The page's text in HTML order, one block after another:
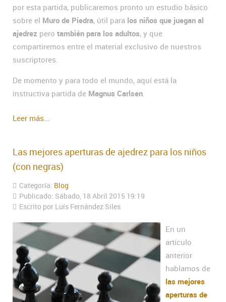
por esta partida, publicaremos pronto un estudio básico
sobre el Muro de Piedra, útil para los niños que juegan al
ajedrez pero también para los adultos, y que
compartiremos entre el material exclusivo de nuestros
suscriptores.
De momento y para todo el mundo, aquí está la
instructiva partida de Magnus Carlsen.
Leer más...
Las mejores aperturas de ajedrez para los niños
(con negras)
Categoría: Blog
Publicado: Sábado, 18 Abril 2015 19:19
Escrito por Luís Fernández Siles
En un
artículo
anterior
hablamos de
las mejores
aperturas de